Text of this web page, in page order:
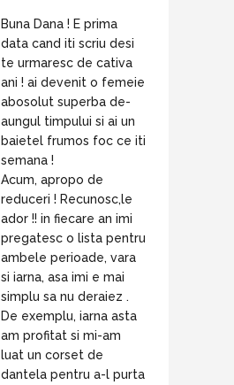
Buna Dana ! E prima
data cand iti scriu desi
te urmaresc de cativa
ani ! ai devenit o femeie
abosolut superba de-
aungul timpului si ai un
baietel frumos foc ce iti
semana !
Acum, apropo de
reduceri ! Recunosc,le
ador !! in fiecare an imi
pregatesc o lista pentru
ambele perioade, vara
si iarna, asa imi e mai
simplu sa nu deraiez .
De exemplu, iarna asta
am profitat si mi-am
luat un corset de
dantela pentru a-l purta